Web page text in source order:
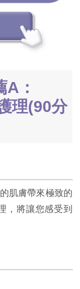
：
理(90分
肌膚帶來極致的
，將讓您感受到